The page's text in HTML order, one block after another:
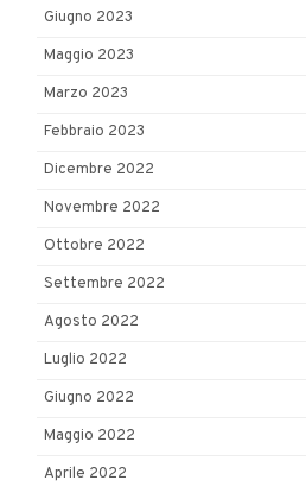
Giugno 2023
Maggio 2023
Marzo 2023
Febbraio 2023
Dicembre 2022
Novembre 2022
Ottobre 2022
Settembre 2022
Agosto 2022
Luglio 2022
Giugno 2022
Maggio 2022
Aprile 2022